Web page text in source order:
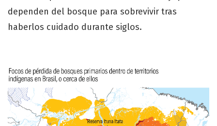
dependen del bosque para sobrevivir tras
haberlos cuidado durante siglos.